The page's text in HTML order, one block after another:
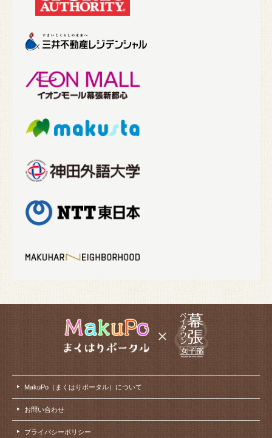
MakuPo（まくはりポータル）について
お問い合わせ
プライバシーポリシー